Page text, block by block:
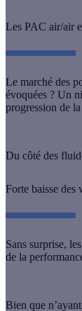
Les PAC air/air
Le marché des
évoquées ? Un
progression de
Du côté des
Forte baisse des
Sans surprise,
de la
Bien que